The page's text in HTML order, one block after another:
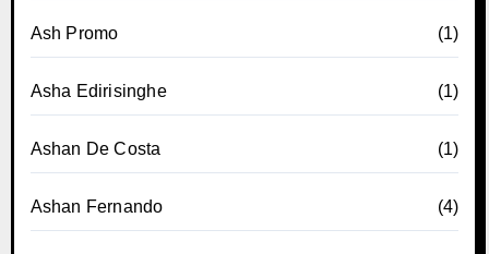
Ash Promo (1)
Asha Edirisinghe (1)
Ashan De Costa (1)
Ashan Fernando (4)